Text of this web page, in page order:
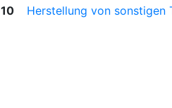
10
Herstellung von sonstigen